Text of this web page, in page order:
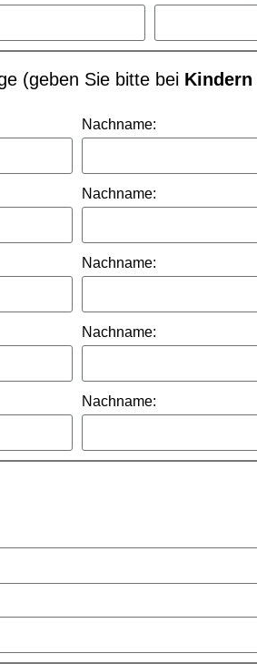
(geben Sie bitte bei Kindern
Nachname:
Nachname:
Nachname:
Nachname:
Nachname: